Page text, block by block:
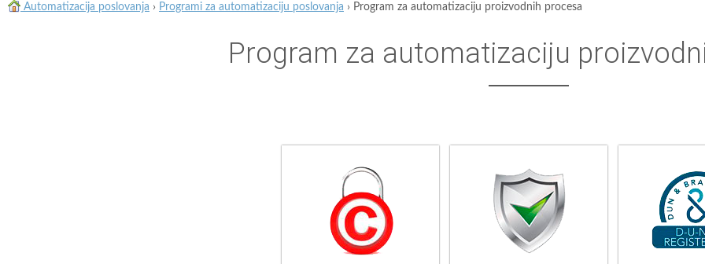
Automatizacija poslovanja › Programi za automatizaciju poslovanja › Program za automatizaciju proizvodnih procesa
Program za automatizaciju